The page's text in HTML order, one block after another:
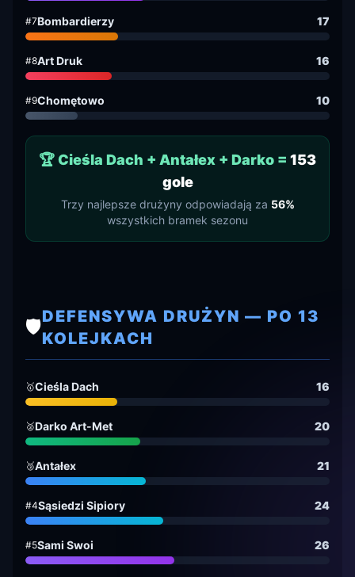
#7Bombardierzy 17
#8Art Druk 16
#9Chomętowo 10
🏆 Cieśla Dach + Antałex + Darko = 153
gole
Trzy najlepsze drużyny odpowiadają za 56%
wszystkich bramek sezonu
🛡️DEFENSYWA DRUŻYN — PO 13
KOLEJKACH
🥇Cieśla Dach 16
🥈Darko Art-Met 20
🥉Antałex 21
#4Sąsiedzi Sipiory 24
#5Sami Swoi 26